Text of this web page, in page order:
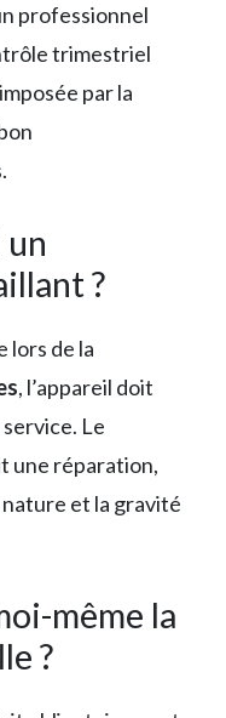
professionnel
trimestriel
par la
un
?
lors de la
, l’appareil doit
Le
une réparation,
et la gravité
même la
?